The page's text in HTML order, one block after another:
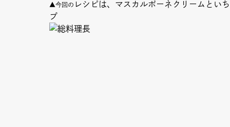
▲今回の レシピは、マスカルポーネクリームとい
プ